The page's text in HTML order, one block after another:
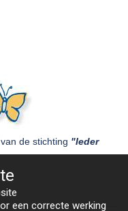
de stichting "Ieder
een correcte werking